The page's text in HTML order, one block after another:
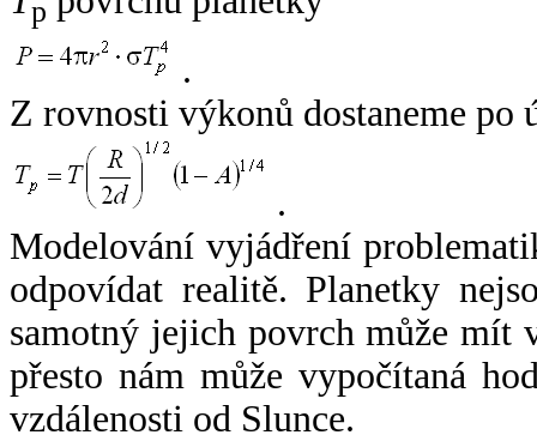
p
.
Z rovnosti výkonů dostaneme po
.
Modelování vyjádření
odpovídat realitě. Planetky
samotný jejich povrch může mít
přesto nám může vypočítaná
vzdálenosti od Slunce.